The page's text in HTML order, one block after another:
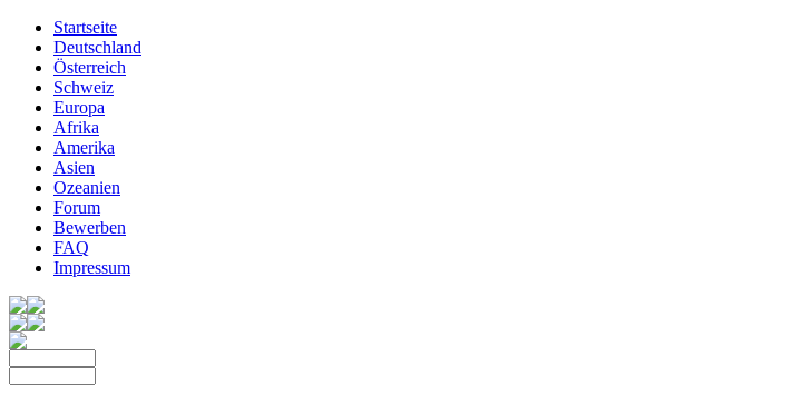
Startseite
Deutschland
Österreich
Schweiz
Europa
Afrika
Amerika
Asien
Ozeanien
Forum
Bewerben
FAQ
Impressum